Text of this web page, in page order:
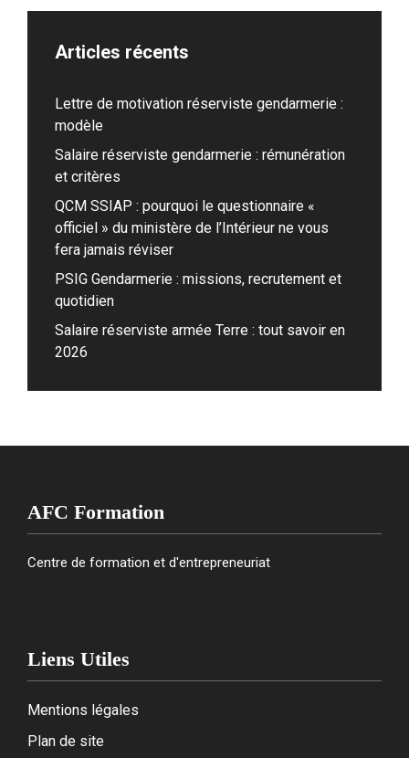
Articles récents
Lettre de motivation réserviste gendarmerie :
modèle
Salaire réserviste gendarmerie : rémunération
et critères
QCM SSIAP : pourquoi le questionnaire «
officiel » du ministère de l’Intérieur ne vous
fera jamais réviser
PSIG Gendarmerie : missions, recrutement et
quotidien
Salaire réserviste armée Terre : tout savoir en
2026
AFC Formation
Centre de formation et d'entrepreneuriat
Liens Utiles
Mentions légales
Plan de site